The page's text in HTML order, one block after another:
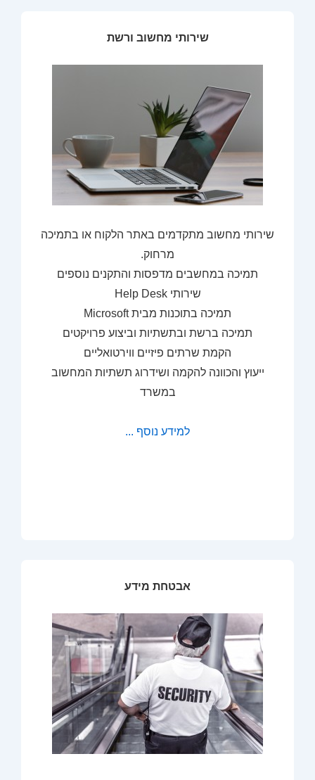
שירותי מחשוב ורשת
שירותי מחשוב מתקדמים באתר הלקוח או בתמיכה
מרחוק.
תמיכה במחשבים מדפסות והתקנים נוספים
שירותי Help Desk
תמיכה בתוכנות מבית Microsoft
תמיכה ברשת ובתשתיות וביצוע פרויקטים
הקמת שרתים פיזיים ווירטואליים
ייעוץ והכוונה להקמה ושידרוג תשתיות המחשוב
במשרד
למידע נוסף ...
אבטחת מידע